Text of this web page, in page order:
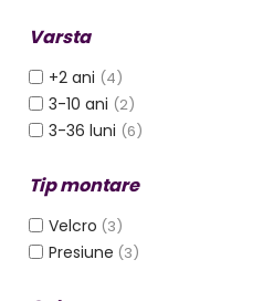
Echipament protectie bicicleta si
Accesorii auto copii
Haine & accesorii plaja
Haine plaja / inot
Palarii protectie UV
Accesorii plaja
Varsta
+2 ani (4)
3-10 ani (2)
3-36 luni (6)
Tip montare
Velcro (3)
Presiune (3)